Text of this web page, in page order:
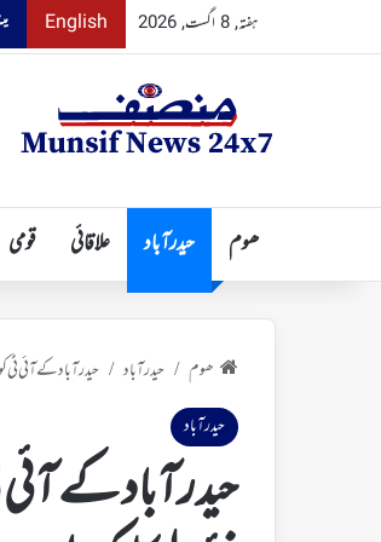
ہفتہ, 8 اگست, 2026 English
ھوم حیدرآباد علاقائی قومی
ھوم / حیدرآباد / حیدرآباد کے آئی ٹی کوریڈور میں
حیدرآباد